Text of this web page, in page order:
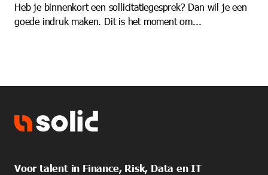
Heb je binnenkort een sollicitatiegesprek? Dan wil je een
goede indruk maken. Dit is het moment om...
Voor talent in Finance, Risk, Data en IT